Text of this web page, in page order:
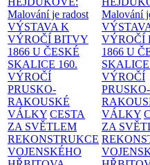
Malování je radost
VÝSTAVA K
VÝROČÍ BITVY
1866 U ČESKÉ
SKALICE 160.
VÝROČÍ
PRUSKO-
RAKOUSKÉ
VÁLKY CESTA
ZA SVĚTLEM
REKONSTRUKCE
VOJENSKÉHO
Malování
VÝROČÍ
1866 U
SKALICE
VÝROČÍ
PRUSKO-
VÁLKY
ZA